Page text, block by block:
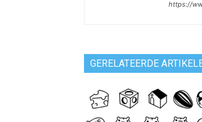
https://
GERELATEERDE